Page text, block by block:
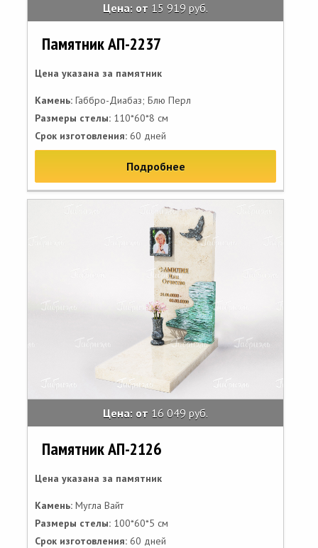
Цена: от 15 919 руб.
Памятник АП-2237
Цена указана за памятник
Камень: Габбро-Диабаз; Блю Перл
Размеры стелы: 110*60*8 см
Срок изготовления: 60 дней
Подробнее
Цена: от 16 049 руб.
Памятник АП-2126
Цена указана за памятник
Камень: Мугла Вайт
Размеры стелы: 100*60*5 см
Срок изготовления: 60 дней